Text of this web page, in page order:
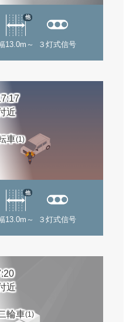
13.0m～
他
３灯式信号
近
車(1)
13.0m～
他
３灯式信号
近
輪車(1)